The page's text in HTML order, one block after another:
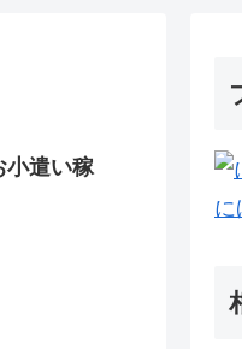
小遣い稼
に